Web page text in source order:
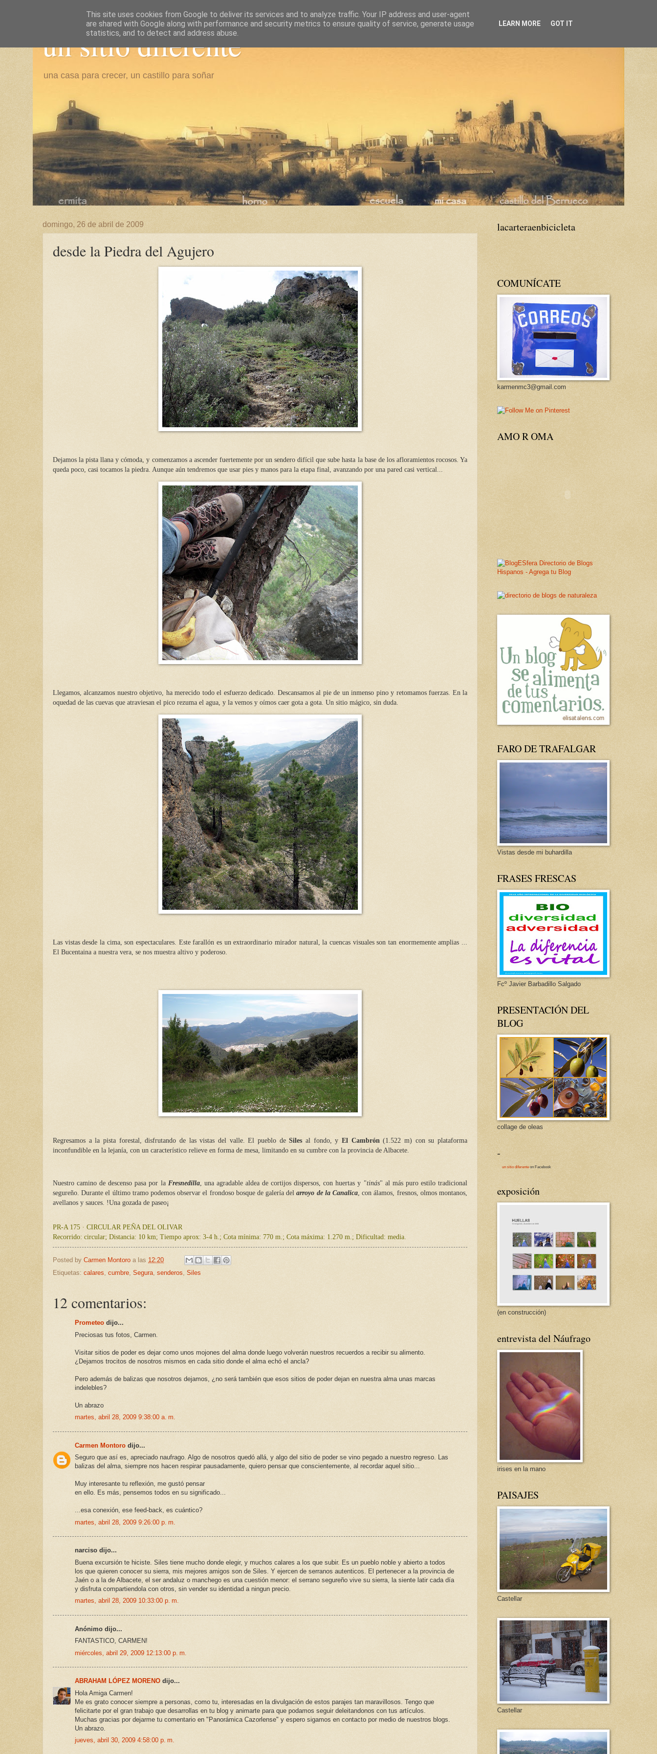
un sitio diferente
una casa para crecer, un castillo para soñar
domingo, 26 de abril de 2009
desde la Piedra del Agujero
Dejamos la pista llana y cómoda, y comenzamos a ascender fuertemente por un sendero difícil que sube hasta la base de los afloramientos rocosos. Ya
queda poco, casi tocamos la piedra. Aunque aún tendremos que usar pies y manos para la etapa final, avanzando por una pared casi vertical...
Llegamos, alcanzamos nuestro objetivo, ha merecido todo el esfuerzo dedicado. Descansamos al pie de un inmenso pino y retomamos fuerzas. En la
oquedad de las cuevas que atraviesan el pico rezuma el agua, y la vemos y oímos caer gota a gota. Un sitio mágico, sin duda.
Las vistas desde la cima, son espectaculares. Este farallón es un extraordinario mirador natural, la cuencas visuales son tan enormemente amplias ...
El Bucentaina a nuestra vera, se nos muestra altivo y poderoso.
Regresamos a la pista forestal, disfrutando de las vistas del valle. El pueblo deSiles al fondo, yEl Cambrón(1.522 m) con su plataforma
inconfundible en la lejanía, con un característico relieve en forma de mesa, limitando en su cumbre con la provincia de Albacete.
Nuestro camino de descenso pasa por la Fresnedilla, una agradable aldea de cortijos dispersos, con huertas y "tinás" al más puro estilo tradicional
segureño. Durante el último tramo podemos observar el frondoso bosque de galería delarroyo de la Canalica, con álamos, fresnos, olmos montanos,
avellanos y sauces. !Una gozada de paseo¡
PR-A 175 · CIRCULAR PEÑA DEL OLIVAR
Recorrido: circular; Distancia: 10 km; Tiempo aprox: 3-4 h.; Cota mínima: 770 m.; Cota máxima: 1.270 m.; Dificultad: media.
Posted by Carmen Montoro a las 12:20
Etiquetas: calares, cumbre, Segura, senderos, Siles
12 comentarios:
Prometeo dijo...
Preciosas tus fotos, Carmen.
Visitar sitios de poder es dejar como unos mojones del alma donde luego volverán nuestros recuerdos a recibir su alimento.
¿Dejamos trocitos de nosotros mismos en cada sitio donde el alma echó el ancla?
Pero además de balizas que nosotros dejamos, ¿no será también que esos sitios de poder dejan en nuestra alma unas marcas
indelebles?
Un abrazo
martes, abril 28, 2009 9:38:00 a. m.
Carmen Montoro dijo...
Seguro que así es, apreciado naufrago. Algo de nosotros quedó allá, y algo del sitio de poder se vino pegado a nuestro regreso. Las
balizas del alma, siempre nos hacen respirar pausadamente, quiero pensar que conscientemente, al recordar aquel sitio...
Muy interesante tu reflexión, me gustó pensar
en ello. Es más, pensemos todos en su significado...
...esa conexión, ese feed-back, es cuántico?
martes, abril 28, 2009 9:26:00 p. m.
narciso dijo...
Buena excursión te hiciste. Siles tiene mucho donde elegir, y muchos calares a los que subir. Es un pueblo noble y abierto a todos
los que quieren conocer su sierra, mis mejores amigos son de Siles. Y ejercen de serranos autenticos. El pertenecer a la provincia de
Jaén o a la de Albacete, el ser andaluz o manchego es una cuestión menor: el serrano segureño vive su sierra, la siente latir cada día
y disfruta compartiendola con otros, sin vender su identidad a ningun precio.
martes, abril 28, 2009 10:33:00 p. m.
Anónimo dijo...
FANTASTICO, CARMEN!
miércoles, abril 29, 2009 12:13:00 p. m.
ABRAHAM LÓPEZ MORENO dijo...
Hola Amiga Carmen!
Me es grato conocer siempre a personas, como tu, interesadas en la divulgación de estos parajes tan maravillosos. Tengo que
felicitarte por el gran trabajo que desarrollas en tu blog y animarte para que podamos seguir deleitandonos con tus artículos.
Muchas gracias por dejarme tu comentario en "Panorámica Cazorlense" y espero sigamos en contacto por medio de nuestros blogs.
Un abrazo.
jueves, abril 30, 2009 4:58:00 p. m.
lacarteraenbicicleta
COMUNÍCATE
karmenmc3@gmail.com
AMO R OMA
FARO DE TRAFALGAR
Vistas desde mi buhardilla
FRASES FRESCAS
Fcº Javier Barbadillo Salgado
PRESENTACIÓN DEL
BLOG
collage de oleas
-
un sitio diferente on Facebook
exposición
(en construcción)
entrevista del Náufrago
irises en la mano
PAISAJES
Castellar
Castellar
This site uses cookies from Google to deliver its services and to analyze traffic. Your IP address and user-agent
are shared with Google along with performance and security metrics to ensure quality of service, generate usage
statistics, and to detect and address abuse.
LEARN MORE GOT IT